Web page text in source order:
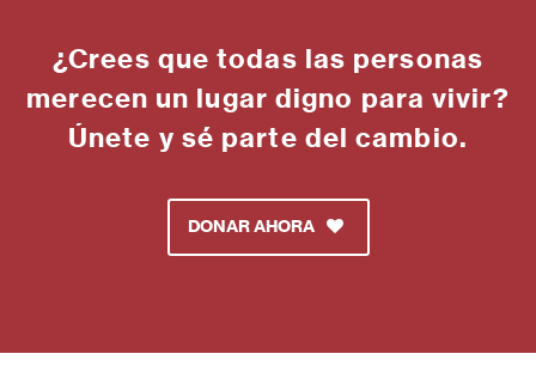
¿Crees que todas las personas
merecen un lugar digno para vivir?
Únete y sé parte del cambio.
DONAR AHORA